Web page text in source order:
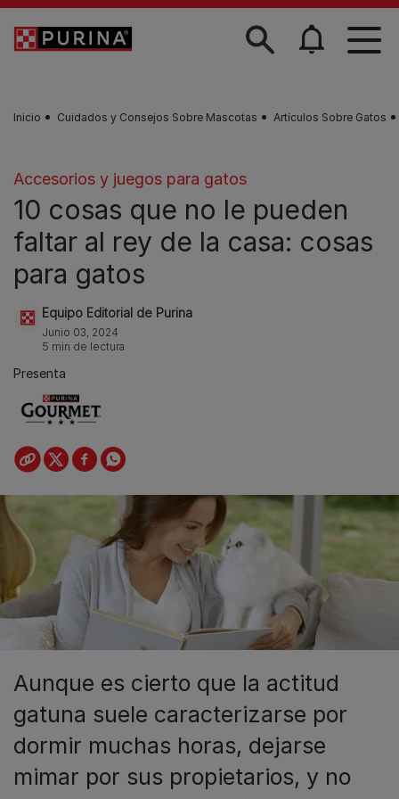
Skip to main content
Inicio Cuidados y Consejos Sobre Mascotas Artículos Sobre Gatos
Accesorios y juegos para gatos
10 cosas que no le pueden
faltar al rey de la casa: cosas
para gatos
Equipo Editorial de Purina
Junio 03, 2024
5 min de lectura
Presenta
Aunque es cierto que la actitud
gatuna suele caracterizarse por
dormir muchas horas, dejarse
mimar por sus propietarios, y no